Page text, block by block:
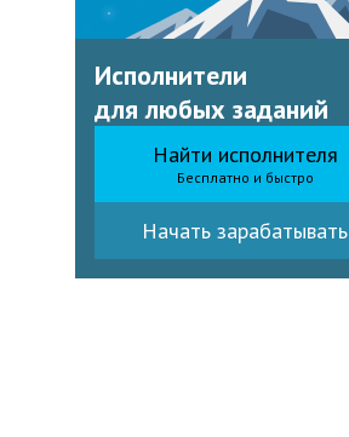
Исполнители
для любых заданий
Найти исполнителя
Бесплатно и быстро
Начать зарабатывать